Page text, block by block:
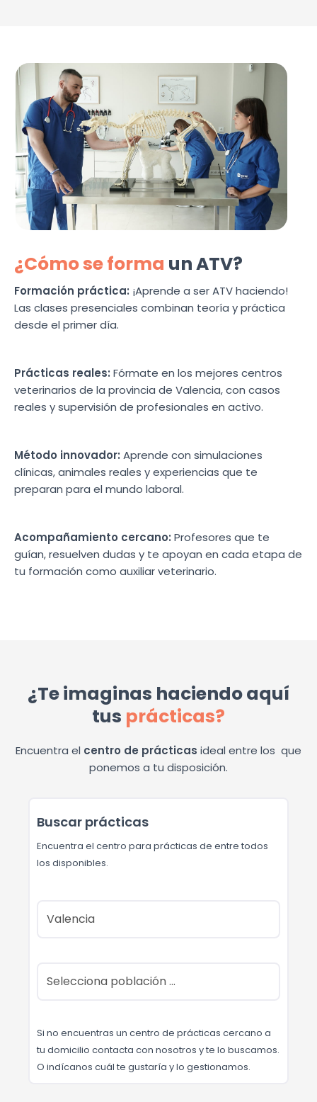
¿Cómo se forma un ATV?
Formación práctica: ¡Aprende a ser ATV haciendo!
Las clases presenciales combinan teoría y práctica
desde el primer día.
Prácticas reales: Fórmate en los mejores centros
veterinarios de la provincia de Valencia, con casos
reales y supervisión de profesionales en activo.
Método innovador: Aprende con simulaciones
clínicas, animales reales y experiencias que te
preparan para el mundo laboral.
Acompañamiento cercano: Profesores que te
guían, resuelven dudas y te apoyan en cada etapa de
tu formación como auxiliar veterinario.
¿Te imaginas haciendo aquí
tus prácticas?
Encuentra el centro de prácticas ideal entre los que
ponemos a tu disposición.
Buscar prácticas
Encuentra el centro para prácticas de entre todos
los disponibles.
Si no encuentras un centro de prácticas cercano a
tu domicilio contacta con nosotros y te lo buscamos.
O indícanos cuál te gustaría y lo gestionamos.